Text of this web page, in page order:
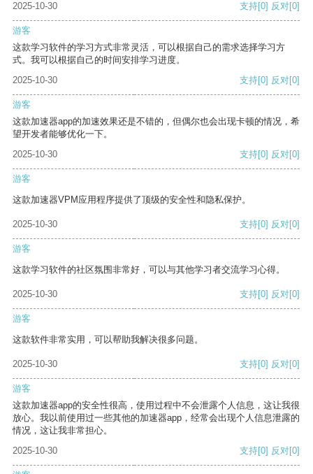
2025-10-30
支持[0] 反对[0]
游客
这款学习软件的学习方式非常灵活，可以根据自己的需求选择学习方
式。我可以根据自己的时间安排学习进度。
2025-10-30
支持[0] 反对[0]
游客
这款加速器app的加速效果还是不错的，但偶尔也会出现卡顿的情况，希
望开发者能够优化一下。
2025-10-30
支持[0] 反对[0]
游客
这款加速器VPM应用程序提供了顶级的安全性和隐私保护。
2025-10-30 支持[0] 反对[0]
游客
这款学习软件的社区氛围非常好，可以与其他学习者交流学习心得。
2025-10-30 支持[0] 反对[0]
游客
这款软件非常实用，可以帮助我解决很多问题。
2025-10-30 支持[0] 反对[0]
游客
这款加速器app的安全性很高，使用过程中不会泄露个人信息，这让我很
放心。我以前使用过一些其他的加速器app，经常会出现个人信息泄露的
情况，这让我非常担心。
2025-10-30
支持[0] 反对[0]